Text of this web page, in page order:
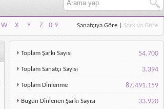
W X Y Z
0-9
W X Y Z 0-9
Sanatçıya Göre Şarkıya Göre
Toplam Şarkı Sayısı 54.700
Toplam Sanatçı Sayısı 3.394
Toplam Dinlenme 87.491.159
Bugün Dinlenen Şarkı Sayısı 33.920